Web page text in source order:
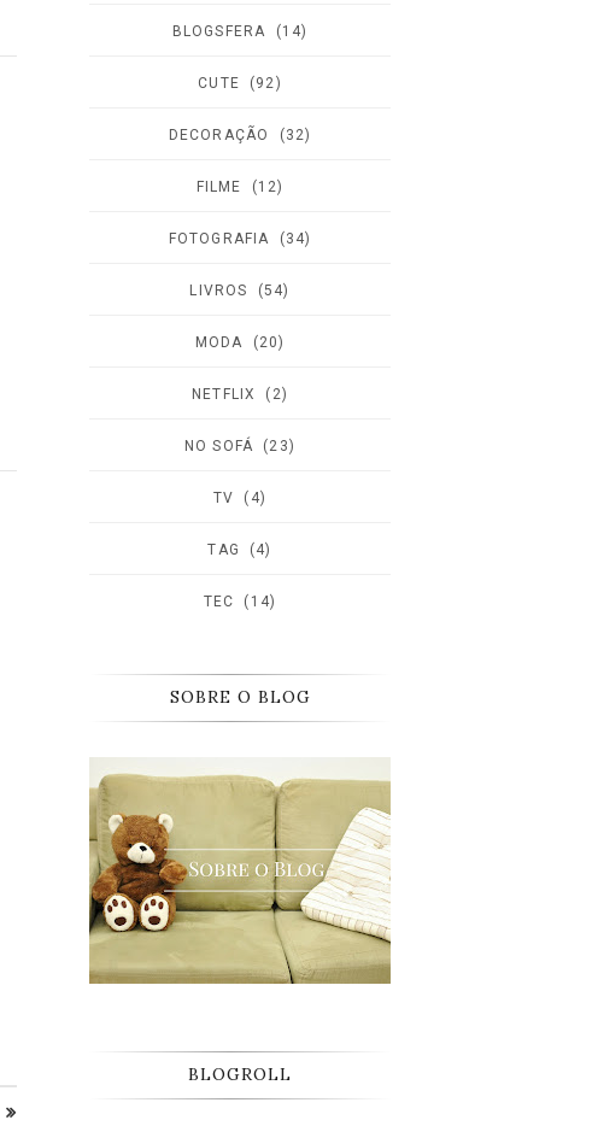
BLOGSFERA (14)
CUTE (92)
DECORAÇÃO (32)
FILME (12)
FOTOGRAFIA (34)
LIVROS (54)
MODA (20)
NETFLIX (2)
NO SOFÁ (23)
TV (4)
TAG (4)
TEC (14)
SOBRE O BLOG
BLOGROLL